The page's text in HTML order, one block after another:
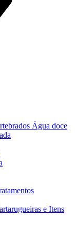
Água doce
e Itens